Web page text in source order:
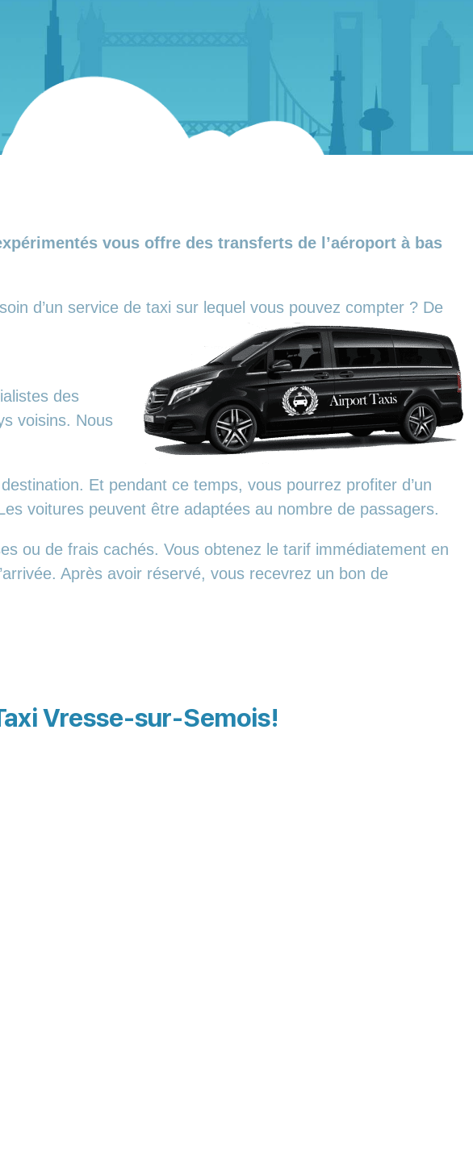
vous offre des transferts de l’aéroport à bas
d’un service de taxi sur lequel vous pouvez compter ? De
des
voisins. Nous
Et pendant ce temps, vous pourrez profiter d’un
voitures peuvent être adaptées au nombre de passagers.
ou de frais cachés. Vous obtenez le tarif immédiatement en
Après avoir réservé, vous recevrez un bon de
Vresse-sur-Semois!